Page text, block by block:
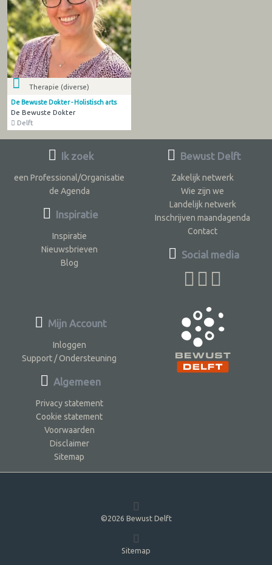
Therapie (diverse)
De Bewuste Dokter - Holistisch arts
De Bewuste Dokter
Delft
Ik zoek
een Professional/Organisatie
de Agenda
Inspiratie
Inspiratie
Nieuwsbrieven
Blog
Bewust Delft
Zakelijk netwerk
Wie zijn we
Landelijk netwerk
Inschrijven maandagenda
Contact
Social media
Mijn Account
Inloggen
Support / Ondersteuning
Algemeen
Privacy statement
Cookie statement
Voorwaarden
Disclaimer
Sitemap
©2026 Bewust Delft
Sitemap